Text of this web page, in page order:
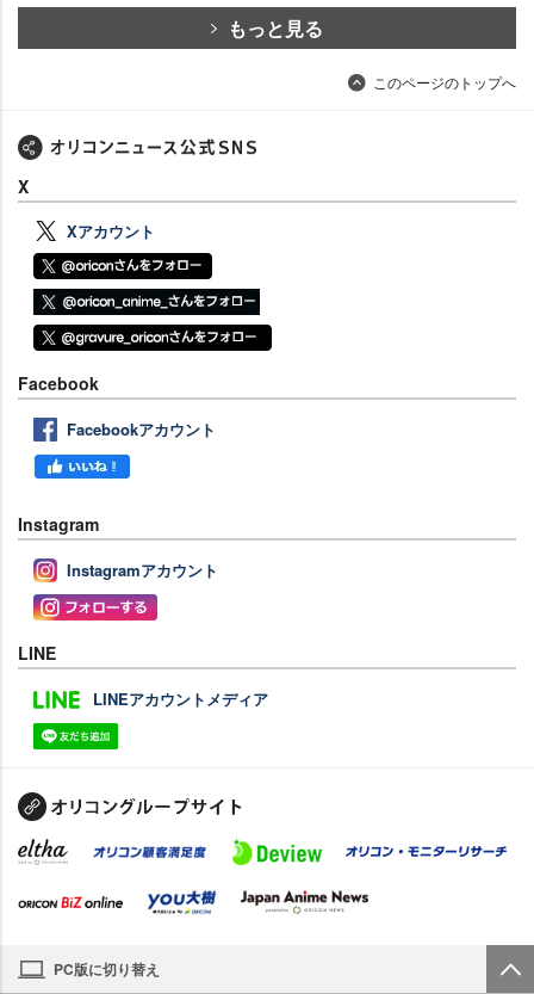
もっと見る
このページのトップへ
X
Xアカウント
Facebook
Facebookアカウント
Instagram
Instagramアカウント
LINE
LINEアカウントメディア
PC版に切り替え